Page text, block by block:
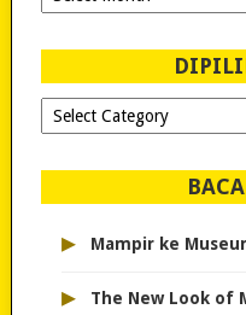
Sejak
Dipilih-
dipilih..
▸ Mampir ke
▸ The New Look of